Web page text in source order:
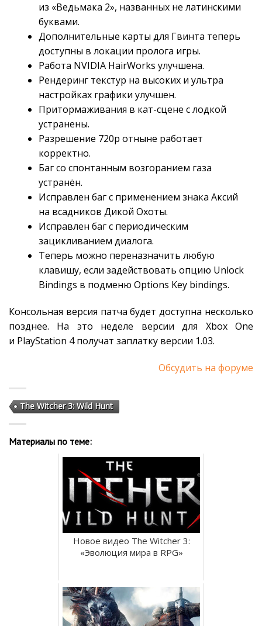
из «Ведьмака 2», названных не латинскими
буквами.
Дополнительные карты для Гвинта теперь
доступны в локации пролога игры.
Работа NVIDIA HairWorks улучшена.
Рендеринг текстур на высоких и ультра
настройках графики улучшен.
Притормаживания в кат-сцене с лодкой
устранены.
Разрешение 720p отныне работает
корректно.
Баг со спонтанным возгоранием газа
устранён.
Исправлен баг с применением знака Аксий
на всадников Дикой Охоты.
Исправлен баг с периодическим
зацикливанием диалога.
Теперь можно переназначить любую
клавишу, если задействовать опцию Unlock
Bindings в подменю Options Key bindings.
Консольная версия патча будет доступна несколько
позднее. На это неделе версии для Xbox One
и PlayStation 4 получат заплатку версии 1.03.
Обсудить на форуме
The Witcher 3: Wild Hunt
Материалы по теме:
Новое видео The Witcher 3:
«Эволюция мира в RPG»